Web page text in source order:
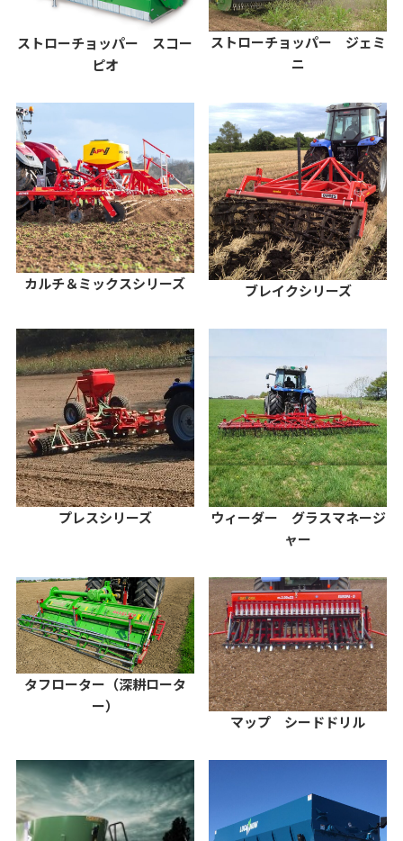
ストローチョッパー スコー
ピオ
ストローチョッパー ジェミ
ニ
カルチ＆ミックスシリーズ ブレイクシリーズ
プレスシリーズ
ウィーダー グラスマネージ
ャー
タフローター（深耕ロータ
ー）
マップ シードドリル